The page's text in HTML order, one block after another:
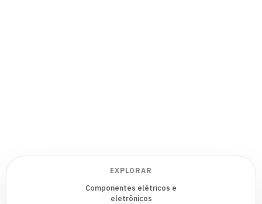
EXPLORAR
Componentes elétricos e
eletrônicos